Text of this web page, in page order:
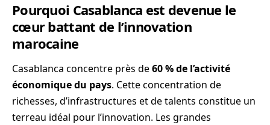
Pourquoi Casablanca est devenue le
cœur battant de l’innovation
marocaine
Casablanca concentre près de60 % de l’activité
économique du pays. Cette concentration de
richesses, d’infrastructures et de talents constitue un
terreau idéal pour l’innovation. Les grandes